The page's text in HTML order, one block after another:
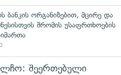
ბანკის ორგანიზებით, მცირე და
შრომის უსაფრთხოების
შეერთებული